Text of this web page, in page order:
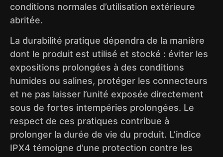
conditions normales d’utilisation extérieure
abritée.
La durabilité pratique dépendra de la manière
dont le produit est utilisé et stocké : éviter les
expositions prolongées à des conditions
humides ou salines, protéger les connecteurs
et ne pas laisser l’unité exposée directement
sous de fortes intempéries prolongées. Le
respect de ces pratiques contribue à
prolonger la durée de vie du produit. L’indice
IPX4 témoigne d’une protection contre les